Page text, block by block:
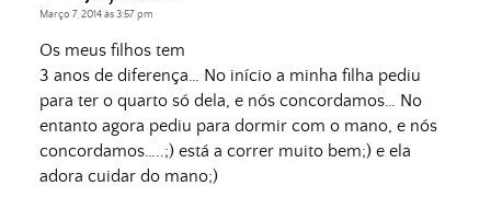
Março 7, 2014 às 3:57 pm
Os meus filhos tem
3 anos de diferença… No início a minha filha pediu
para ter o quarto só dela, e nós concordamos… No
entanto agora pediu para dormir com o mano, e nós
concordamos…..;) está a correr muito bem;) e ela
adora cuidar do mano;)